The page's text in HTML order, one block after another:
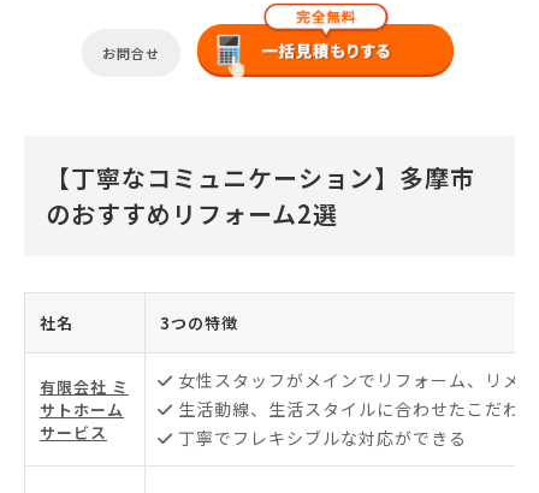
お問合せ
【丁寧なコミュニケーション】多摩市
のおすすめリフォーム2選
社名 3つの特徴
有限会社 ミ
サトホーム
サービス
女性スタッフがメインでリフォーム、リメ
生活動線、生活スタイルに合わせたこだわ
丁寧でフレキシブルな対応ができる